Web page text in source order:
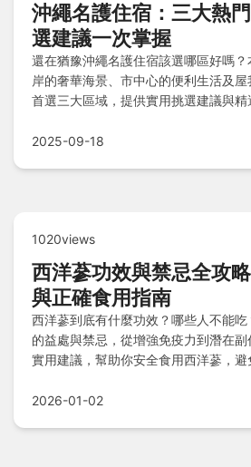
沖繩名護住宿：三大熱
選建議一次掌握
還在猶豫沖繩名護住宿該選哪區好嗎
岸的奢華海景、市中心的便利生活及
首選三大區域，提供實用挑選建議與精
2025-09-18
1020views
西洋蔘功效與禁忌全攻
與正確食用指南
西洋蔘到底有什麼功效？哪些人不能
的益處與禁忌，從增強免疫力到潛在
實用建議，幫助你安全食用西洋蔘，避
2026-01-02